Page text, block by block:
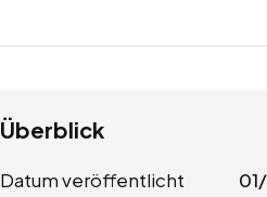
Überblick
Datum veröffentlicht